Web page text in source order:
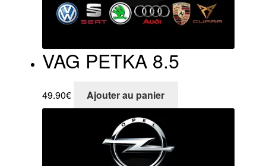
VAG PETKA 8.5
49.90€ Ajouter au panier